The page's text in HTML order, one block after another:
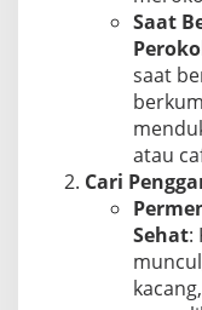
Saat
saat
atau
Cari
Sehat: